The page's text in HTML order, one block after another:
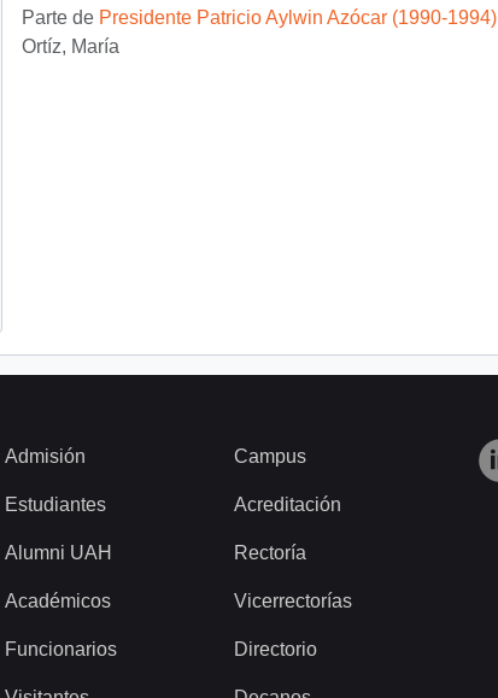
Parte de Presidente Patricio Aylwin Azócar (1990-1994)
Ortíz, María
Admisión
Estudiantes
Alumni UAH
Académicos
Funcionarios
Campus
Acreditación
Rectoría
Vicerrectorías
Directorio